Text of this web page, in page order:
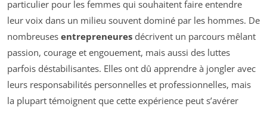
particulier pour les femmes qui souhaitent faire entendre
leur voix dans un milieu souvent dominé par les hommes. De
nombreuses entrepreneures décrivent un parcours mêlant
passion, courage et engouement, mais aussi des luttes
parfois déstabilisantes. Elles ont dû apprendre à jongler avec
leurs responsabilités personnelles et professionnelles, mais
la plupart témoignent que cette expérience peut s’avérer